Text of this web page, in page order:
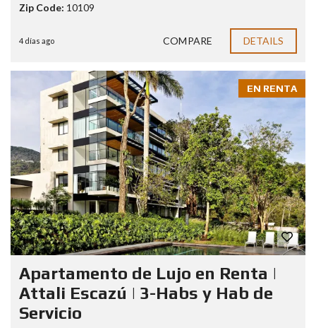
Zip Code: 10109
4 días ago COMPARE DETAILS
EN RENTA
Apartamento de Lujo en Renta |
Attali Escazú | 3-Habs y Hab de
Servicio